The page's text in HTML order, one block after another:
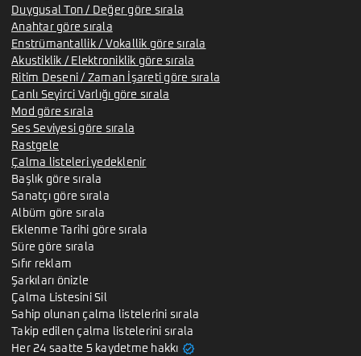
Duygusal Ton / Değer göre sırala
Anahtar göre sırala
Enstrümantallik / Vokallik göre sırala
Akustiklik / Elektroniklik göre sırala
Ritim Deseni / Zaman İşareti göre sırala
Canlı Seyirci Varlığı göre sırala
Mod göre sırala
Ses Seviyesi göre sırala
Rastgele
Çalma listeleri yedeklenir
Başlık göre sırala
Sanatçı göre sırala
Albüm göre sırala
Eklenme Tarihi göre sırala
Süre göre sırala
Sıfır reklam
Şarkıları önizle
Çalma Listesini Sil
Sahip olunan çalma listelerini sırala
Takip edilen çalma listelerini sırala
Her 24 saatte 5 kaydetme hakkı verified